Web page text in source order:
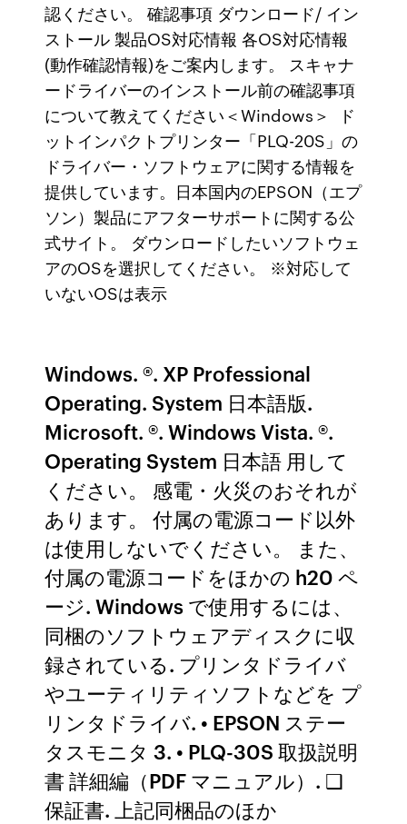
認ください。 確認事項 ダウンロード/ イン
ストール 製品OS対応情報 各OS対応情報
(動作確認情報)をご案内します。 スキャナ
ードライバーのインストール前の確認事項
について教えてください＜Windows＞ ド
ットインパクトプリンター「PLQ-20S」の
ドライバー・ソフトウェアに関する情報を
提供しています。日本国内のEPSON（エプ
ソン）製品にアフターサポートに関する公
式サイト。 ダウンロードしたいソフトウェ
アのOSを選択してください。 ※対応して
いないOSは表示
Windows. ®. XP Professional
Operating. System 日本語版.
Microsoft. ®. Windows Vista. ®.
Operating System 日本語 用して
ください。 感電・火災のおそれが
あります。 付属の電源コード以外
は使用しないでください。 また、
付属の電源コードをほかの h20 ペ
ージ. Windows で使用するには、
同梱のソフトウェアディスクに収
録されている. プリンタドライバ
やユーティリティソフトなどを プ
リンタドライバ. • EPSON ステー
タスモニタ 3. • PLQ-30S 取扱説明
書 詳細編（PDF マニュアル）. ❑
保証書. 上記同梱品のほか